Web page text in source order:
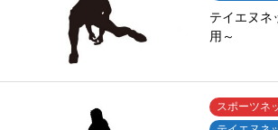
テイエヌネ
用～
スポーツネ